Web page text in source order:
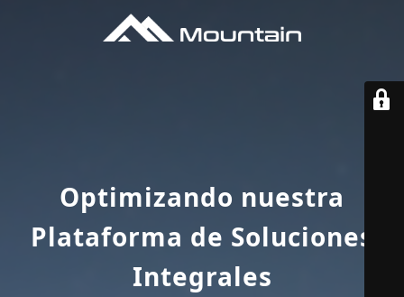
Optimizando nuestra
Plataforma de Soluciones
Integrales